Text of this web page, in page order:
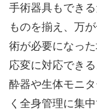
手術器具もでき
ものを揃え、万
術が必要になっ
応変に対応でき
酔器や生体モニ
く全身管理に集